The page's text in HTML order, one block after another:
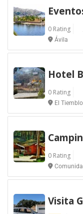
0 Rating
Ávila
Hotel
0 Rating
El Tiemblo
0 Rating
Visita